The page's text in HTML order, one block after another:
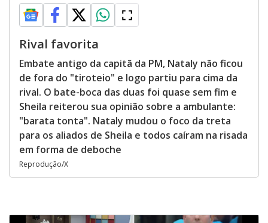
Rival favorita
Embate antigo da capitã da PM, Nataly não ficou
de fora do "tiroteio" e logo partiu para cima da
rival. O bate-boca das duas foi quase sem fim e
Sheila reiterou sua opinião sobre a ambulante:
"barata tonta". Nataly mudou o foco da treta
para os aliados de Sheila e todos caíram na risada
em forma de deboche
Reprodução/X